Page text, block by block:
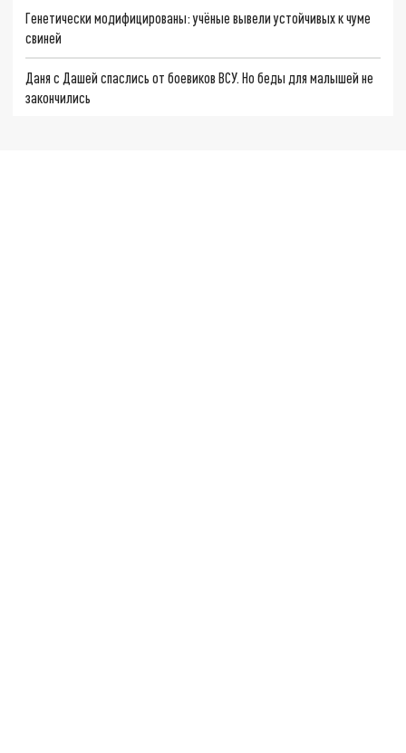
Генетически модифицированы: учёные вывели устойчивых к чуме
свиней
Даня с Дашей спаслись от боевиков ВСУ. Но беды для малышей не
закончились